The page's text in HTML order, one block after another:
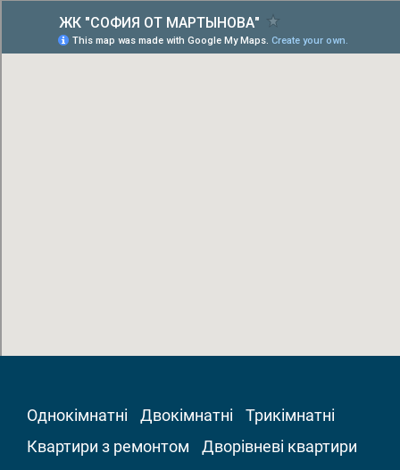
Однокімнатні Двокімнатні
Трикімнатні
Квартири з ремонтом
Дворівневі квартири